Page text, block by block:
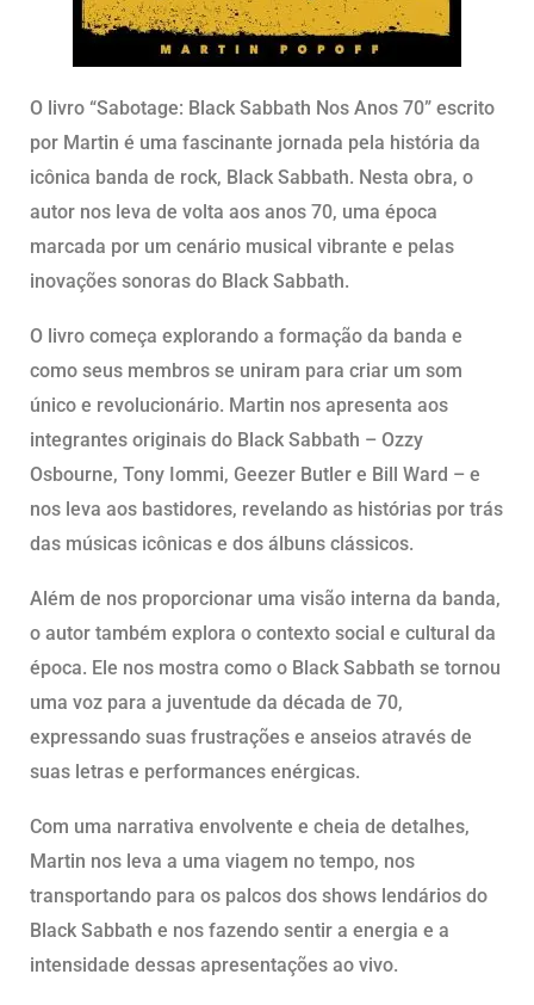
O livro “Sabotage: Black Sabbath Nos Anos 70” escrito
por Martin é uma fascinante jornada pela história da
icônica banda de rock, Black Sabbath. Nesta obra, o
autor nos leva de volta aos anos 70, uma época
marcada por um cenário musical vibrante e pelas
inovações sonoras do Black Sabbath.
O livro começa explorando a formação da banda e
como seus membros se uniram para criar um som
único e revolucionário. Martin nos apresenta aos
integrantes originais do Black Sabbath – Ozzy
Osbourne, Tony Iommi, Geezer Butler e Bill Ward – e
nos leva aos bastidores, revelando as histórias por trás
das músicas icônicas e dos álbuns clássicos.
Além de nos proporcionar uma visão interna da banda,
o autor também explora o contexto social e cultural da
época. Ele nos mostra como o Black Sabbath se tornou
uma voz para a juventude da década de 70,
expressando suas frustrações e anseios através de
suas letras e performances enérgicas.
Com uma narrativa envolvente e cheia de detalhes,
Martin nos leva a uma viagem no tempo, nos
transportando para os palcos dos shows lendários do
Black Sabbath e nos fazendo sentir a energia e a
intensidade dessas apresentações ao vivo.